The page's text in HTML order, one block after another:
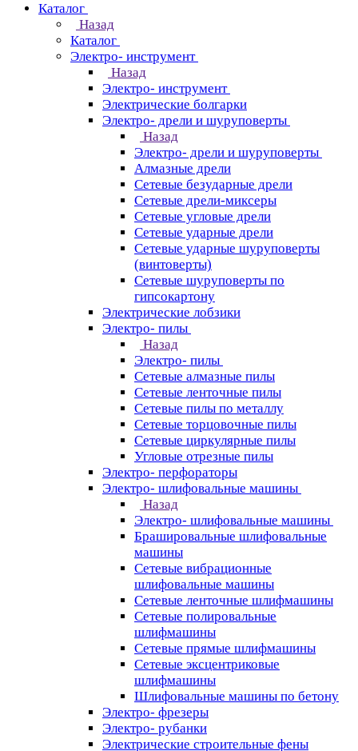
Каталог
Назад
Каталог
Электро- инструмент
Назад
Электро- инструмент
Электрические болгарки
Электро- дрели и шуруповерты
Назад
Электро- дрели и шуруповерты
Алмазные дрели
Сетевые безударные дрели
Сетевые дрели-миксеры
Сетевые угловые дрели
Сетевые ударные дрели
Сетевые ударные шуруповерты
(винтоверты)
Сетевые шуруповерты по
гипсокартону
Электрические лобзики
Электро- пилы
Назад
Электро- пилы
Сетевые алмазные пилы
Сетевые ленточные пилы
Сетевые пилы по металлу
Сетевые торцовочные пилы
Сетевые циркулярные пилы
Угловые отрезные пилы
Электро- перфораторы
Электро- шлифовальные машины
Назад
Электро- шлифовальные машины
Брашировальные шлифовальные
машины
Сетевые вибрационные
шлифовальные машины
Сетевые ленточные шлифмашины
Сетевые полировальные
шлифмашины
Сетевые прямые шлифмашины
Сетевые эксцентриковые
шлифмашины
Шлифовальные машины по бетону
Электро- фрезеры
Электро- рубанки
Электрические строительные фены